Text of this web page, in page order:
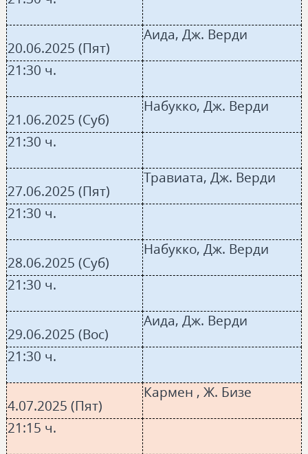
20.06.2025 (Пят)
Аида, Дж. Верди
21:30 ч.
21.06.2025 (Суб)
Набукко, Дж. Верди
21:30 ч.
27.06.2025 (Пят)
Травиата, Дж. Верди
21:30 ч.
28.06.2025 (Суб)
Набукко, Дж. Верди
21:30 ч.
29.06.2025 (Вос)
Аида, Дж. Верди
21:30 ч.
4.07.2025 (Пят)
Кармен , Ж. Бизе
21:15 ч.